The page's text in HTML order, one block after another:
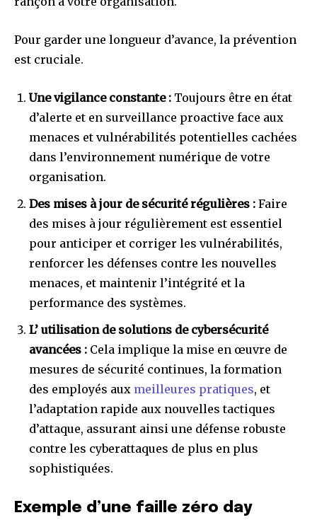
Pour garder une longueur d’avance, la prévention
est cruciale.
Une vigilance constante : Toujours être en état
d’alerte et en surveillance proactive face aux
menaces et vulnérabilités potentielles cachées
dans l’environnement numérique de votre
organisation.
Des mises à jour de sécurité régulières : Faire
des mises à jour régulièrement est essentiel
pour anticiper et corriger les vulnérabilités,
renforcer les défenses contre les nouvelles
menaces, et maintenir l’intégrité et la
performance des systèmes.
L’ utilisation de solutions de cybersécurité
avancées : Cela implique la mise en œuvre de
mesures de sécurité continues, la formation
des employés aux meilleures pratiques, et
l’adaptation rapide aux nouvelles tactiques
d’attaque, assurant ainsi une défense robuste
contre les cyberattaques de plus en plus
sophistiquées.
Exemple d’une faille zéro day